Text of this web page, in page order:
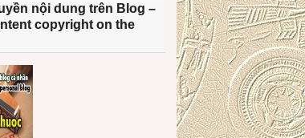
nội dung trên Blog –
copyright on the